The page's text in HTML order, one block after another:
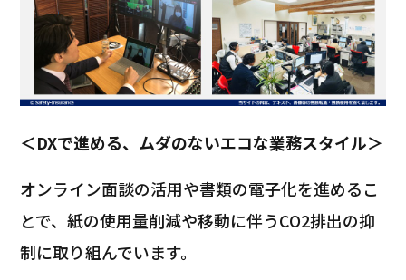
＜DXで進める、ムダのないエコな業務スタイル＞
オンライン面談の活用や書類の電子化を進めるこ
とで、紙の使用量削減や移動に伴うCO2排出の抑
制に取り組んでいます。